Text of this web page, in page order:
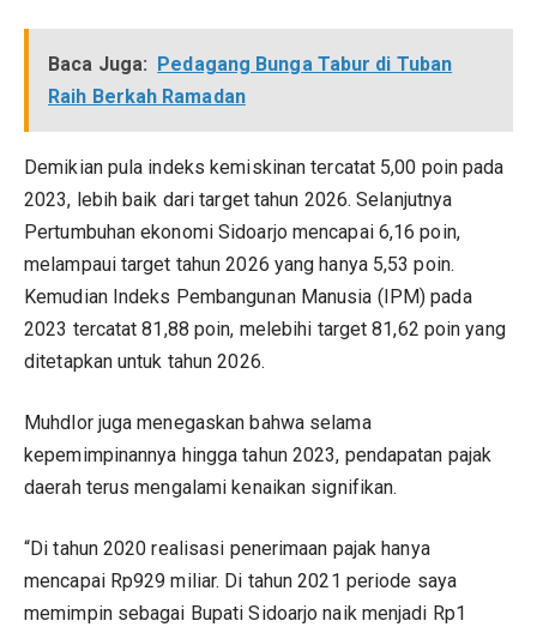
Baca Juga: Pedagang Bunga Tabur di Tuban
Raih Berkah Ramadan
Demikian pula indeks kemiskinan tercatat 5,00 poin pada
2023, lebih baik dari target tahun 2026. Selanjutnya
Pertumbuhan ekonomi Sidoarjo mencapai 6,16 poin,
melampaui target tahun 2026 yang hanya 5,53 poin.
Kemudian Indeks Pembangunan Manusia (IPM) pada
2023 tercatat 81,88 poin, melebihi target 81,62 poin yang
ditetapkan untuk tahun 2026.
Muhdlor juga menegaskan bahwa selama
kepemimpinannya hingga tahun 2023, pendapatan pajak
daerah terus mengalami kenaikan signifikan.
“Di tahun 2020 realisasi penerimaan pajak hanya
mencapai Rp929 miliar. Di tahun 2021 periode saya
memimpin sebagai Bupati Sidoarjo naik menjadi Rp1